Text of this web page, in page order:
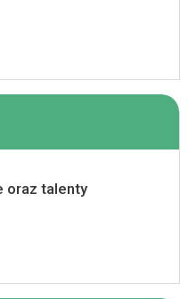
oraz talenty